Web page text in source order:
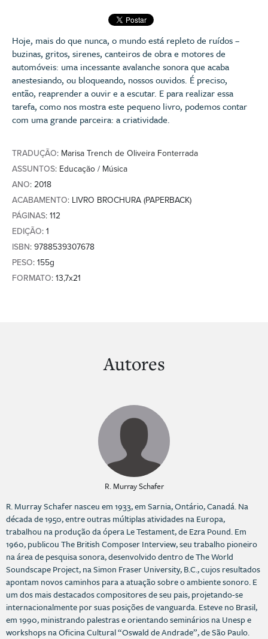
Hoje, mais do que nunca, o mundo está repleto de ruídos –
buzinas, gritos, sirenes, canteiros de obra e motores de
automóveis: uma incessante avalanche sonora que acaba
anestesiando, ou bloqueando, nossos ouvidos. É preciso,
então, reaprender a ouvir e a escutar. E para realizar essa
tarefa, como nos mostra este pequeno livro, podemos contar
com uma grande parceira: a criatividade.
TRADUÇÃO: Marisa Trench de Oliveira Fonterrada
ASSUNTOS: Educação / Música
ANO: 2018
ACABAMENTO: LIVRO BROCHURA (PAPERBACK)
PÁGINAS: 112
EDIÇÃO: 1
ISBN: 9788539307678
PESO: 155g
FORMATO: 13,7x21
Autores
R. Murray Schafer
R. Murray Schafer nasceu em 1933, em Sarnia, Ontário, Canadá. Na
década de 1950, entre outras múltiplas atividades na Europa,
trabalhou na produção da ópera Le Testament, de Ezra Pound. Em
1960, publicou The British Composer Interview, seu trabalho pioneiro
na área de pesquisa sonora, desenvolvido dentro de The World
Soundscape Project, na Simon Fraser University, B.C., cujos resultados
apontam novos caminhos para a atuação sobre o ambiente sonoro. E
um dos mais destacados compositores de seu pais, projetando-se
internacionalmente por suas posições de vanguarda. Esteve no Brasil,
em 1990, ministrando palestras e orientando seminários na Unesp e
workshops na Oficina Cultural “Oswald de Andrade”, de São Paulo.